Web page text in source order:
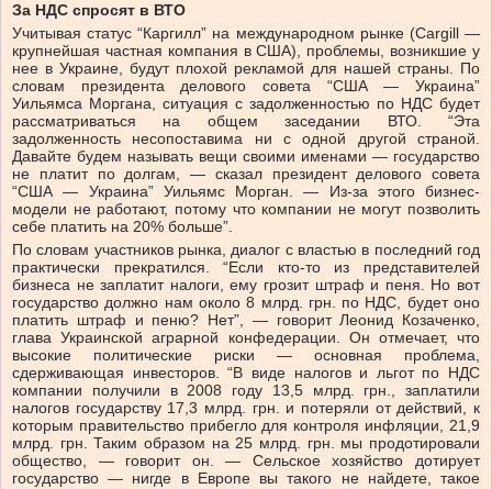
За НДС спросят в ВТО
Учитывая статус “Каргилл” на международном рынке (Cargill —
крупнейшая частная компания в США), проблемы, возникшие у
нее в Украине, будут плохой рекламой для нашей страны. По
словам президента делового совета “США — Украина”
Уильямса Моргана, ситуация с задолженностью по НДС будет
рассматриваться на общем заседании ВТО. “Эта
задолженность несопоставима ни с одной другой страной.
Давайте будем называть вещи своими именами — государство
не платит по долгам, — сказал президент делового совета
“США — Украина” Уильямс Морган. — Из-за этого бизнес-
модели не работают, потому что компании не могут позволить
себе платить на 20% больше”.
По словам участников рынка, диалог с властью в последний год
практически прекратился. “Если кто-то из представителей
бизнеса не заплатит налоги, ему грозит штраф и пеня. Но вот
государство должно нам около 8 млрд. грн. по НДС, будет оно
платить штраф и пеню? Нет”, — говорит Леонид Козаченко,
глава Украинской аграрной конфедерации. Он отмечает, что
высокие политические риски — основная проблема,
сдерживающая инвесторов. “В виде налогов и льгот по НДС
компании получили в 2008 году 13,5 млрд. грн., заплатили
налогов государству 17,3 млрд. грн. и потеряли от действий, к
которым правительство прибегло для контроля инфляции, 21,9
млрд. грн. Таким образом на 25 млрд. грн. мы продотировали
общество, — говорит он. — Сельское хозяйство дотирует
государство — нигде в Европе вы такого не найдете, такое